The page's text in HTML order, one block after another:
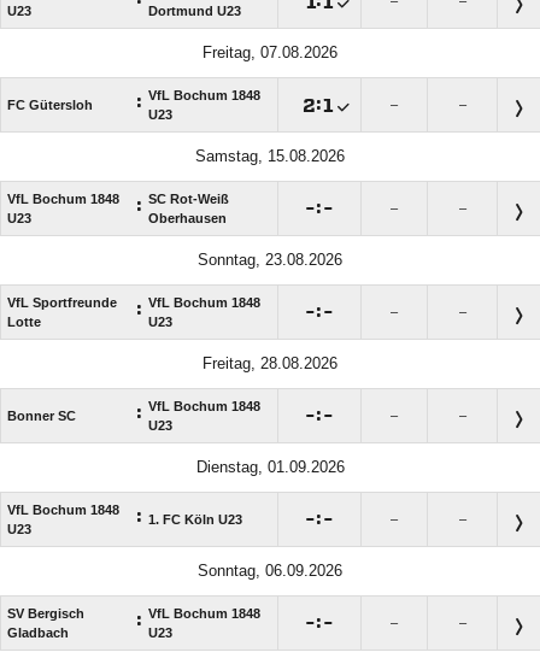
U23
Dortmund U23
Freitag, 07.08.2026
FC Gütersloh : VfL Bochum 1848
U23
: – –
Samstag, 15.08.2026
VfL Bochum 1848
U23
: SC Rot-Weiß
Oberhausen
: – –
Sonntag, 23.08.2026
VfL Sportfreunde
Lotte
: VfL Bochum 1848
U23
: – –
Freitag, 28.08.2026
Bonner SC : VfL Bochum 1848
U23
: – –
Dienstag, 01.09.2026
VfL Bochum 1848
U23
: 1. FC Köln U23 : – –
Sonntag, 06.09.2026
SV Bergisch
Gladbach
: VfL Bochum 1848
U23
: – –